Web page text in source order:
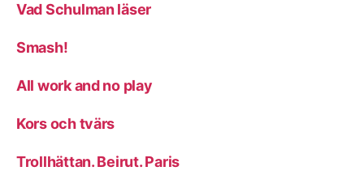
Vad Schulman läser
Smash!
All work and no play
Kors och tvärs
Trollhättan. Beirut. Paris